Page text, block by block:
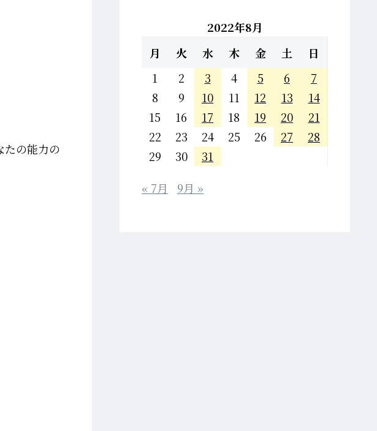
たの能力の
2022年8月
月
火 水 木 金 土
日
1
2 3 4 5 6
7
8
9 10 11 12 13
14
15
16 17 18 19 20
21
22
23 24 25 26 27
28
29
30
31
« 7月
9月 »